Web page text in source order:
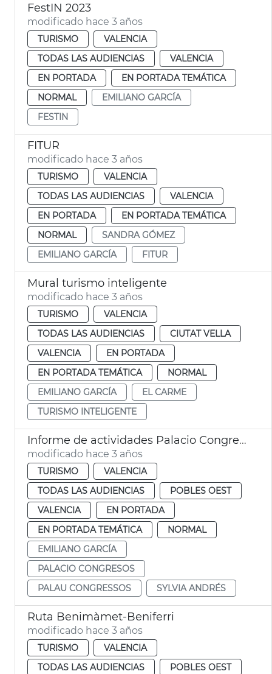
FestIN 2023
modificado hace 3 años
TURISMO
VALENCIA
TODAS LAS AUDIENCIAS
VALENCIA
EN PORTADA
EN PORTADA TEMÁTICA
NORMAL
EMILIANO GARCÍA
FESTIN
FITUR
modificado hace 3 años
TURISMO
VALENCIA
TODAS LAS AUDIENCIAS
VALENCIA
EN PORTADA
EN PORTADA TEMÁTICA
NORMAL
SANDRA GÓMEZ
EMILIANO GARCÍA
FITUR
Mural turismo inteligente
modificado hace 3 años
TURISMO
VALENCIA
TODAS LAS AUDIENCIAS
CIUTAT VELLA
VALENCIA
EN PORTADA
EN PORTADA TEMÁTICA
NORMAL
EMILIANO GARCÍA
EL CARME
TURISMO INTELIGENTE
Informe de actividades Palacio Congresos
modificado hace 3 años
TURISMO
VALENCIA
TODAS LAS AUDIENCIAS
POBLES OEST
VALENCIA
EN PORTADA
EN PORTADA TEMÁTICA
NORMAL
EMILIANO GARCÍA
PALACIO CONGRESOS
PALAU CONGRESSOS
SYLVIA ANDRÉS
Ruta Benimàmet-Beniferri
modificado hace 3 años
TURISMO
VALENCIA
TODAS LAS AUDIENCIAS
POBLES OEST